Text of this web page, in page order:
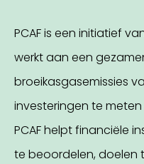
PCAF is een initiatief
werkt aan een
broeikasgasemissies
investeringen te
PCAF helpt financiële
te beoordelen, doelen